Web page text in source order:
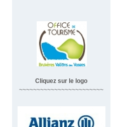
Cliquez sur le logo
~~~~~~~~~~~~~~~~~~~~~~~~